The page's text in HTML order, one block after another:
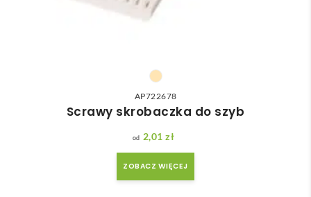
AP722678
Scrawy skrobaczka do szyb
2,01 zł
ZOBACZ WIĘCEJ